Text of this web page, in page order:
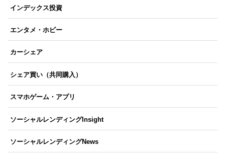
インデックス投資
エンタメ・ホビー
カーシェア
シェア買い（共同購入）
スマホゲーム・アプリ
ソーシャルレンディングInsight
ソーシャルレンディングNews